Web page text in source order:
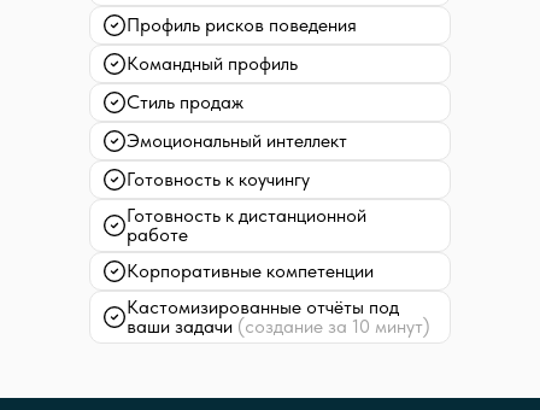
Профиль рисков поведения
Командный профиль
Стиль продаж
Эмоциональный интеллект
Готовность к коучингу
Готовность к дистанционной
работе
Корпоративные компетенции
Кастомизированные отчёты под
ваши задачи (создание за 10 минут)